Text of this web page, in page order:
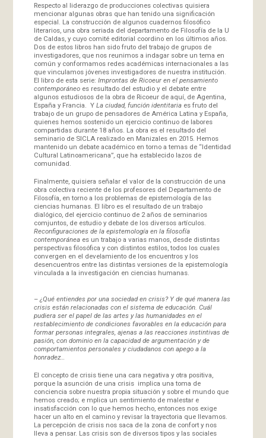
Respecto al liderazgo de producciones colectivas quisiera
mencionar algunas obras que han tenido una significación
especial. La construcción de algunos cuadernos filosófico
literarios, una obra seriada del departamento de Filosofía de la U
de Caldas, y cuyo comité editorial coordino en los últimos años.
Dos de estos libros han sido fruto del trabajo de grupos de
investigadores, que nos reunimos a indagar sobre un tema en
común y conformamos redes académicas internacionales a las
que vinculamos jóvenes investigadores de nuestra institución.
El libro de esta serie: Improntas de Ricoeur en el pensamiento
contemporáneoes resultado del estudio y el debate entre
algunos estudiosos de la obra de Ricoeur de aquí, de Agentina,
España y Francia. Y La ciudad, función identitaria es fruto del
trabajo de un grupo de pensadores de América Latina y España,
quienes hemos sostenido un ejercicio continuo de labores
compartidas durante 18 años. La obra es el resultado del
seminario de SICLA realizado en Manizales en 2015. Hemos
mantenido un debate académico en torno a temas de “Identidad
Cultural Latinoamericana”, que ha establecido lazos de
comunidad.
Finalmente, quisiera señalar el valor de la construcción de una
obra colectiva reciente de los profesores del Departamento de
Filosofía, en torno a los problemas de epistemología de las
ciencias humanas. El libro es el resultado de un trabajo
dialógico, del ejercicio continuo de 2 años de seminarios
comjuntos, de estudio y debate de los diversos artículos.
Reconfiguraciones de la epistemología en la filosofía
contemporáneaes un trabajo a varias manos, desde distintas
perspectivas filosófica y con distintos estilos, todos los cuales
convergen en el develamiento de los encuentros y los
desencuentros entre las distintas versiones de la epistemología
vinculada a la investigación en ciencias humanas.
– ¿Qué entiendes por una sociedad en crisis? Y de qué manera las
crisis están relacionadas con el sistema de educación. Cuál
pudiera ser el papel de las artes y las humanidades en el
restablecimiento de condiciones favorables en la educación para
formar personas integrales, ajenas a las reacciones instintivas de
pasión, con dominio en la capacidad de argumentación y de
comportamientos personales y ciudadanos con apego a la
honradez…
El concepto de crisis tiene una cara negativa y otra positiva,
porque la asunción de una crisis implica una toma de
conciencia sobre nuestra propia situación y sobre el mundo que
hemos creado; e mplica un sentimiento de malestar e
insatisfacción con lo que hemos hecho, entonces nos exige
hacer un alto en el camino y revisar la trayectoria que llevamos.
La percepción de crisis nos saca de la zona de confort y nos
lleva a pensar. Las crisis son de diversos tipos y las sociales